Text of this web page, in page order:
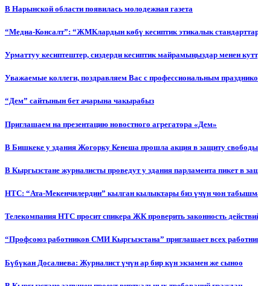
В Нарынской области появилась молодежная газета
“Медиа-Консалт”: “ЖМКлардын көбү кесиптик этикалык
Урматтуу кесиптештер, сиздерди кесиптик майрамыңыздар менен
Уважаемые коллеги, поздравляем Вас с профессиональным
“Дем” сайтынын бет ачарына чакырабыз
Приглашаем на презентацию новостного агрегатора «Дем»
В Бишкеке у здания Жогорку Кенеша прошла акция в защиту свободы
В Кыргызстане журналисты проведут у здания парламента пикет в
НТС: “Ата-Мекенчилердин” кылган кылыктары биз үчүн чон
Телекомпания НТС просит спикера ЖК проверить законность
“Профсоюз работников СМИ Кыргызстана” приглашает всех
Бүбүкан Досалиева: Журналист үчүн ар бир күн экзамен же сыноо